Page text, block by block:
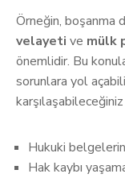
Örneğin, boşanma
velayeti ve mülk
önemlidir. Bu
sorunlara yol
Hukuki belgelerin
Hak kaybı